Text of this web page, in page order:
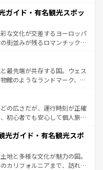
候が異なるスペインはその個
い。
る。華麗な宮殿、歴史的な大
豊かな自然が、訪れる者を心
スは美食の国としても知ら
無形文化遺産にも登録されて
多彩な楽しみ方が可能だ。さ
力が溢れており、どの街角に
ている。パリ以外の個性あふ
ガイド・有名観光スポッ
な文化が交差するヨーロッパ
街並みが残るロマンチック街
いても飽きることがない。ベ
ルン州のアルプスの絶景、そ
といった風景は必見。ビール
しい。 なお、新着の
を参照してほしい。
最先端が共存する国。ウェス
館のようなランドマーク、歴
。また、優雅なアフタヌーン
らない英国パブ、サッカー観
る体験も豊富。イギリスを旅
の広さだが、運行時刻が正確
初心者でも安心して個人旅行
スイスならではのユニークな
だけでなく町歩きも満喫する
高いため物価も高いが、旅行
ビスもあり、うまく活用すれ
光ガイド・有名観光スポ
地と多様な文化が魅力の国。
カリフォルニアまで、訪れる